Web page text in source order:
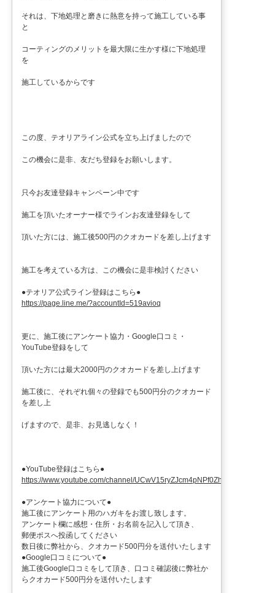
それは、下地処理と磨きに熱意を持って施工している事
と
コーティングのメリットを最大限に生かす様に下地処理
を
施工しているからです
この度、テオリアライン公式を立ち上げましたので
この機会に是非、友だち登録をお願いします。
只今お友達登録キャンペーン中です
施工を頂いたオーナー様でラインお友達登録をして
頂いた方には、施工後500円のクオカードを差し上げます
施工を考えている方は、この機会に是非検討ください
●テオリア公式ライン登録はこちら●
https://page.line.me/?accountId=519avioq
更に、施工後にアンケート協力・Google口コミ・
YouTube登録をして
頂いた方には最大2000円のクオカードを差し上げます
施工後に、それぞれ個々の登録でも500円分のクオカード
を差し上
げますので、是非、お見逃しなく！
●YouTube登録はこちら●
https://www.youtube.com/channel/UCwV15ryZJcm4pNPf0ZhXu9g
●アンケート協力について●
施工後にアンケート用のハガキをお渡し致します。
アンケート欄に感想・住所・お名前を記入して頂き、
郵便ポスへ投函してください
数日後に弊社から、クオカード500円分を送付いたします
●Google口コミについて●
施工後Google口コミをして頂き、口コミ確認後に弊社か
らクオカード500円分を送付いたします